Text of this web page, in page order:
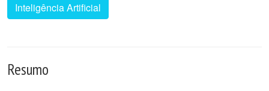
Inteligência Artificial
Resumo